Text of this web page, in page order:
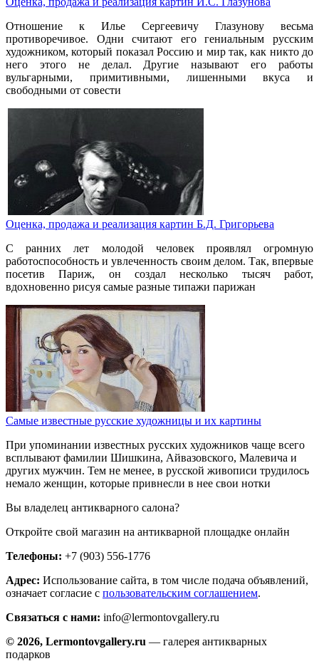
Отношение к Илье Сергеевичу Глазунову весьма
противоречивое. Одни считают его гениальным русским
художником, который показал Россию и мир так, как никто до
него этого не делал. Другие называют его работы
вульгарными, примитивными, лишенными вкуса и
свободными от совести
Оценка, продажа и реализация картин Б.Д. Григорьева
С ранних лет молодой человек проявлял огромную
работоспособность и увлеченность своим делом. Так, впервые
посетив Париж, он создал несколько тысяч работ,
вдохновенно рисуя самые разные типажи парижан
Самые известные русские художницы и их картины
При упоминании известных русских художников чаще всего
всплывают фамилии Шишкина, Айвазовского, Малевича и
других мужчин. Тем не менее, в русской живописи трудилось
немало женщин, которые привнесли в нее свои нотки
Вы владелец антикварного салона?
Откройте свой магазин на антикварной площадке онлайн
Телефоны: +7 (903) 556-1776
Адрес: Использование сайта, в том числе подача объявлений,
означает согласие с пользовательским соглашением.
Связаться с нами: info@lermontovgallery.ru
© 2026, Lermontovgallery.ru — галерея антикварных
подарков